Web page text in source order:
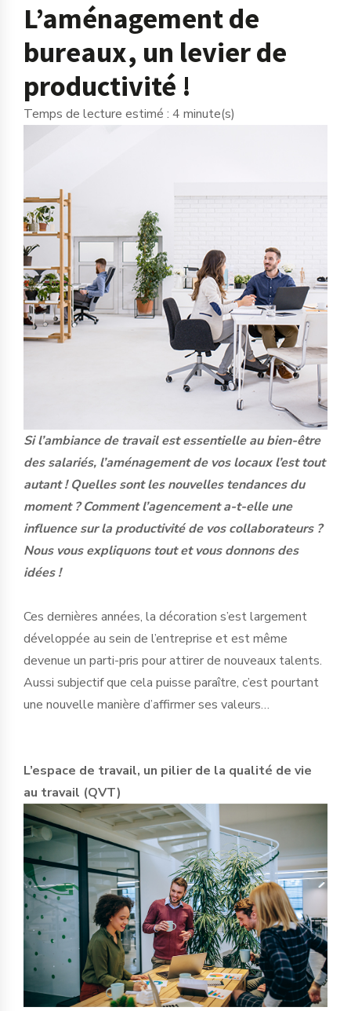
L’aménagement de
bureaux, un levier de
productivité !
Temps de lecture estimé : 4 minute(s)
Si l’ambiance de travail est essentielle au bien-être
des salariés, l’aménagement de vos locaux l’est tout
autant ! Quelles sont les nouvelles tendances du
moment ? Comment l’agencement a-t-elle une
influence sur la productivité de vos collaborateurs ?
Nous vous expliquons tout et vous donnons des
idées !
Ces dernières années, la décoration s’est largement
développée au sein de l’entreprise et est même
devenue un parti-pris pour attirer de nouveaux talents.
Aussi subjectif que cela puisse paraître, c’est pourtant
une nouvelle manière d’affirmer ses valeurs…
L’espace de travail, un pilier de la qualité de vie
au travail (QVT)